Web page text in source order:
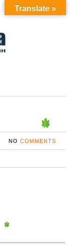
MENU
NO COMMENTS
Translate »